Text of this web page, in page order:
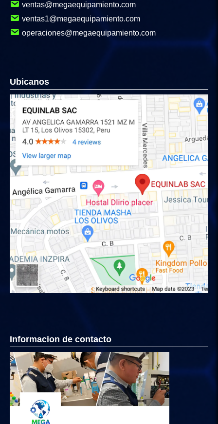
ventas@megaequipamiento.com
ventas1@megaequipamiento.com
operaciones@megaequipamiento.com
Ubicanos
Informacion de contacto